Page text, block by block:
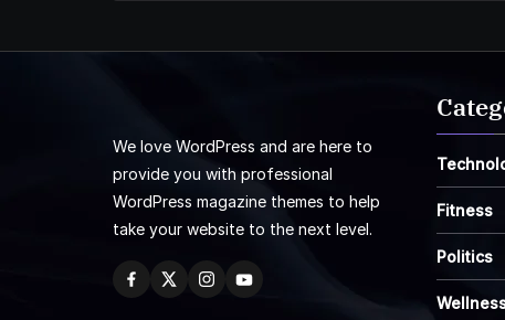
We love WordPress and are here to
provide you with professional
WordPress magazine themes to help
take your website to the next level.
Fitness
Politics